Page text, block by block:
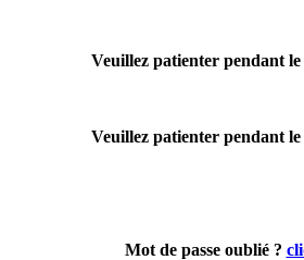
Veuillez patienter pendant
Veuillez patienter pendant
Mot de passe oublié ?